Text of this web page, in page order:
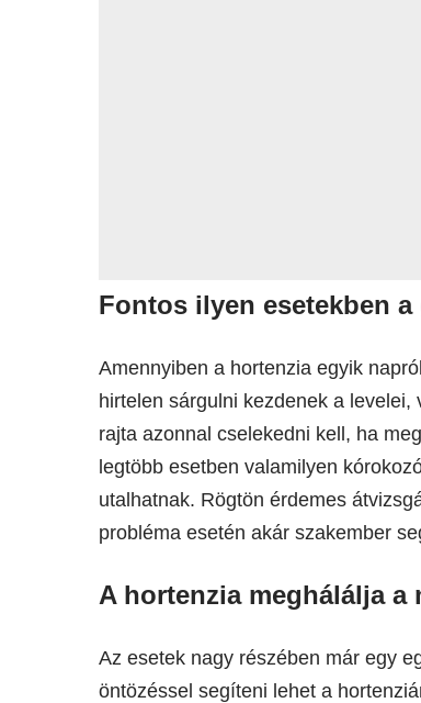
Fontos ilyen esetekben
Amennyiben a hortenzia egyik
hirtelen sárgulni kezdenek a
rajta azonnal cselekedni kell, ha
legtöbb esetben valamilyen
utalhatnak. Rögtön érdemes
probléma esetén akár szakember
A hortenzia meghálálja
Az esetek nagy részében már egy
öntözéssel segíteni lehet a